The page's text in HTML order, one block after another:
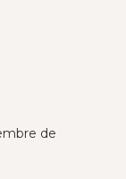
de